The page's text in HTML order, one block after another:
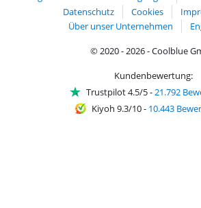
Datenschutz
Cookies
Über unser Unternehmen
© 2020 - 2026 - Coolblue
Kundenbewertung:
Trustpilot 4.5/5-21.792
Kiyoh 9.3/10- 10.443